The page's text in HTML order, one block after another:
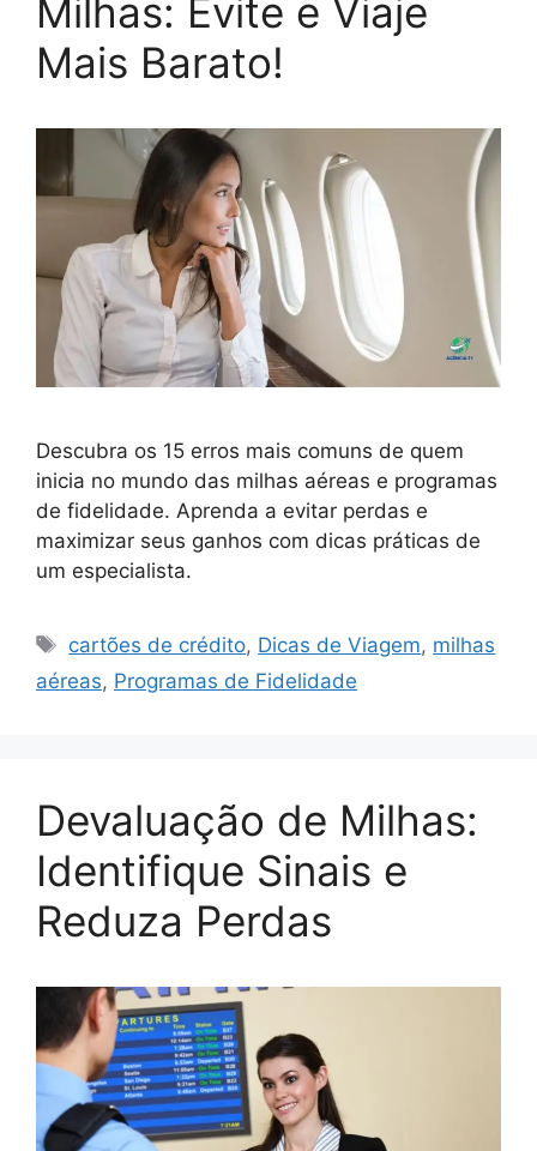
Milhas: Evite e Viaje
Mais Barato!
Descubra os 15 erros mais comuns de quem
inicia no mundo das milhas aéreas e programas
de fidelidade. Aprenda a evitar perdas e
maximizar seus ganhos com dicas práticas de
um especialista.
Tags
cartões de crédito, Dicas de Viagem, milhas
aéreas, Programas de Fidelidade
Devaluação de Milhas:
Identifique Sinais e
Reduza Perdas